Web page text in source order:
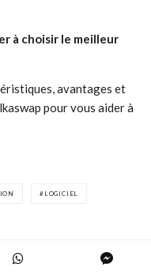
à choisir le meilleur
avantages et
pour vous aider à
LOGICIEL